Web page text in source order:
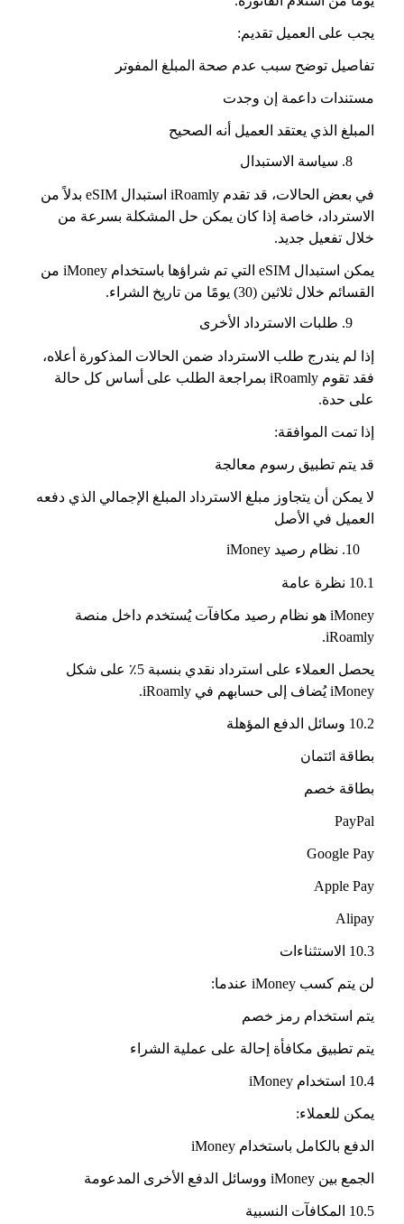
يجب على العميل تقديم:
تفاصيل توضح سبب عدم صحة المبلغ المفوتر
مستندات داعمة إن وجدت
المبلغ الذي يعتقد العميل أنه الصحيح
سياسة الاستبدال
في بعض الحالات، قد تقدم iRoamly استبدال eSIM بدلاً من
الاسترداد، خاصة إذا كان يمكن حل المشكلة بسرعة من
خلال تفعيل جديد.
يمكن استبدال eSIM التي تم شراؤها باستخدام iMoney من
القسائم خلال ثلاثين (30) يومًا من تاريخ الشراء.
طلبات الاسترداد الأخرى
إذا لم يندرج طلب الاسترداد ضمن الحالات المذكورة أعلاه،
فقد تقوم iRoamly بمراجعة الطلب على أساس كل حالة
على حدة.
إذا تمت الموافقة:
قد يتم تطبيق رسوم معالجة
لا يمكن أن يتجاوز مبلغ الاسترداد المبلغ الإجمالي الذي دفعه
العميل في الأصل
نظام رصيد iMoney
10.1 نظرة عامة
iMoney هو نظام رصيد مكافآت يُستخدم داخل منصة
iRoamly.
يحصل العملاء على استرداد نقدي بنسبة 5٪ على شكل
iMoney يُضاف إلى حسابهم في iRoamly.
10.2 وسائل الدفع المؤهلة
بطاقة ائتمان
بطاقة خصم
PayPal
Google Pay
Apple Pay
Alipay
10.3 الاستثناءات
لن يتم كسب iMoney عندما:
يتم استخدام رمز خصم
يتم تطبيق مكافأة إحالة على عملية الشراء
10.4 استخدام iMoney
يمكن للعملاء:
الدفع بالكامل باستخدام iMoney
الجمع بين iMoney ووسائل الدفع الأخرى المدعومة
10.5 المكافآت النسبية